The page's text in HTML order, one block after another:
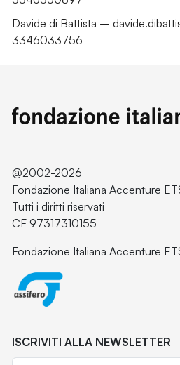
Davide di Battista –
3346033756
@2002-2026
Fondazione Italiana Accenture
Tutti i diritti riservati
CF 97317310155
Fondazione Italiana Accenture
ISCRIVITI ALLA NEWSLETTER